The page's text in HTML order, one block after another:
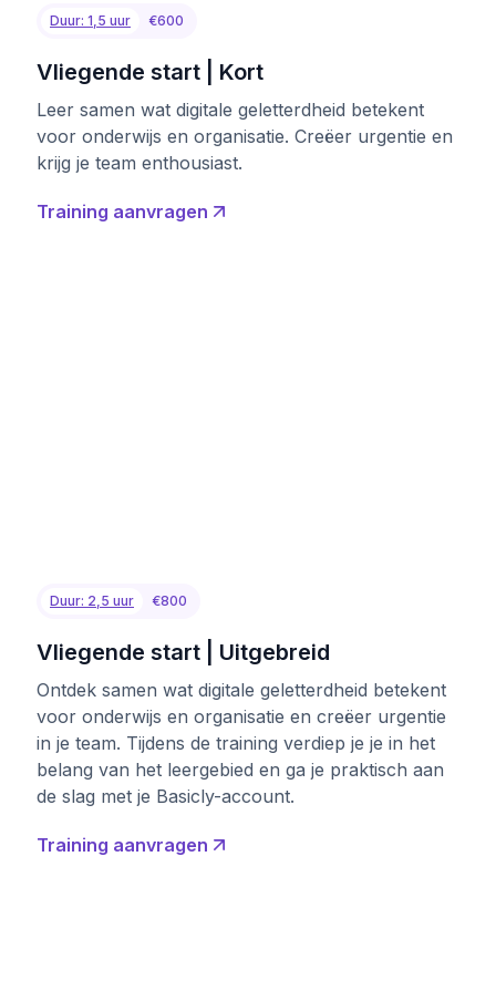
Duur: 1,5 uur €600
Vliegende start | Kort
Leer samen wat digitale geletterdheid betekent
voor onderwijs en organisatie. Creëer urgentie en
krijg je team enthousiast.
Training aanvragen
Duur: 2,5 uur €800
Vliegende start | Uitgebreid
Ontdek samen wat digitale geletterdheid betekent
voor onderwijs en organisatie en creëer urgentie
in je team. Tijdens de training verdiep je je in het
belang van het leergebied en ga je praktisch aan
de slag met je Basicly-account.
Training aanvragen